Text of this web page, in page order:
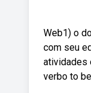
Web1) o
com seu
atividades
verbo to